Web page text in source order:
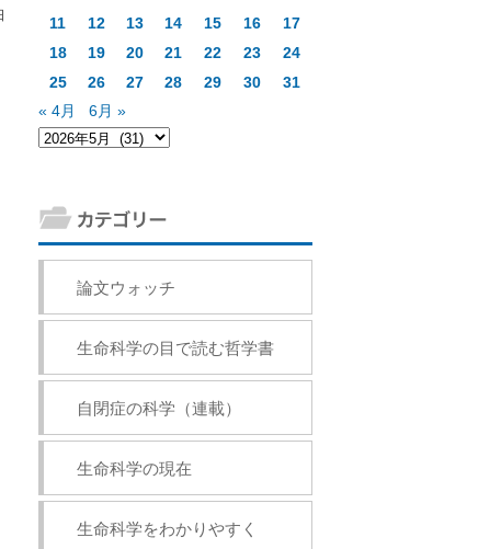
11
12 13 14 15 16
17
18
19 20 21 22 23
24
25
26 27 28 29 30
31
« 4月
6月 »
論文ウォッチ
生命科学の目で読む哲学書
自閉症の科学（連載）
生命科学の現在
生命科学をわかりやすく